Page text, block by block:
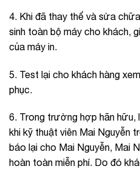
4. Khi đã thay thế và sửa
sinh toàn bộ máy cho khách,
của máy in.
5. Test lại cho khách hàng
phục.
6. Trong trường hợp hãn hữu,
khi kỹ thuật viên Mai Nguyễn
báo lại cho Mai Nguyễn, Mai
hoàn toàn miễn phí. Do đó